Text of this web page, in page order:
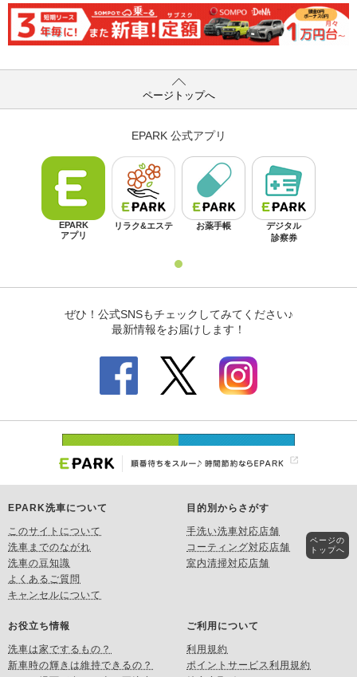
ページトップへ
EPARK洗車について
このサイトについて
洗車までのながれ
洗車の豆知識
よくあるご質問
キャンセルについて
目的別からさがす
手洗い洗車対応店舗
コーティング対応店舗
室内清掃対応店舗
お役立ち情報
洗車は家でするもの？
新車時の輝きは維持できるの？
ご利用について
利用規約
ポイントサービス利用規約
ページの
トップへ